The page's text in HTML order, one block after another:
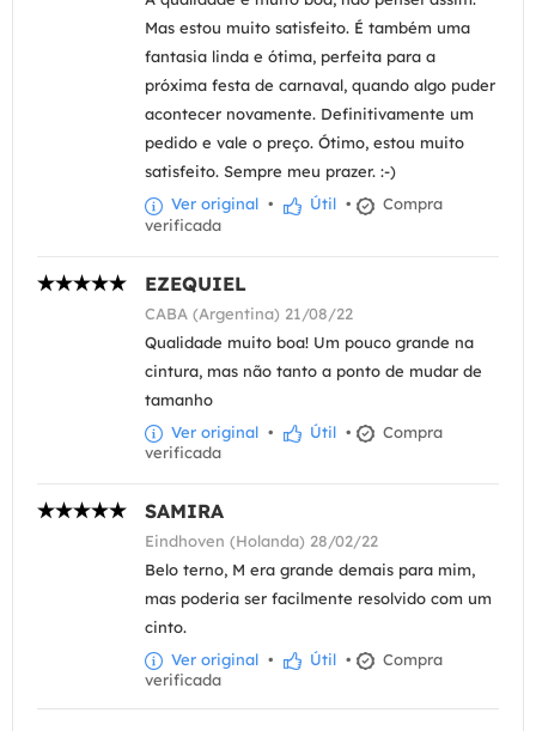
Mas estou muito satisfeito. É também uma
fantasia linda e ótima, perfeita para a
próxima festa de carnaval, quando algo puder
acontecer novamente. Definitivamente um
pedido e vale o preço. Ótimo, estou muito
satisfeito. Sempre meu prazer. :-)
Ver original • Útil •
Compra
verificada
EZEQUIEL
CABA (Argentina) 21/08/22
Qualidade muito boa! Um pouco grande na
cintura, mas não tanto a ponto de mudar de
tamanho
Ver original • Útil •
Compra
verificada
SAMIRA
Eindhoven (Holanda) 28/02/22
Belo terno, M era grande demais para mim,
mas poderia ser facilmente resolvido com um
cinto.
Ver original • Útil •
Compra
verificada